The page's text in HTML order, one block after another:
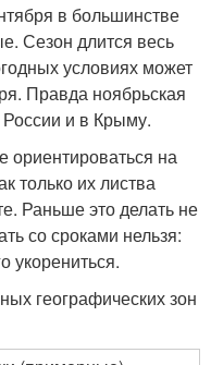
в большинстве
Сезон длится весь
условиях может
Правда ноябрьская
и в Крыму.
на
только их листва
Раньше это делать не
со сроками нельзя:
укорениться.
географических зон